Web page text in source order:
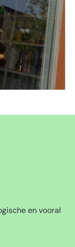
en vooral